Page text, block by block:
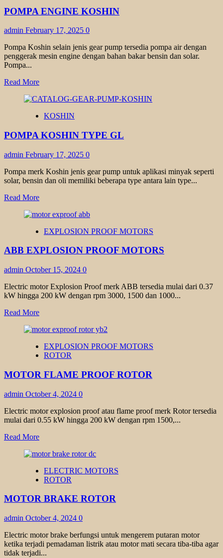
SERIES
POMPA ENGINE KOSHIN
admin February 17, 2025 0
Pompa Koshin selain jenis gear pump tersedia pompa air dengan
penggerak mesin engine dengan bahan bakar bensin dan solar.
Pompa...
Read MoreRead
about
ENGINE
KOSHIN
POMPA KOSHIN TYPE GL
admin February 17, 2025 0
Pompa merk Koshin jenis gear pump untuk aplikasi minyak seperti
solar, bensin dan oli memiliki beberapa type antara lain type...
Read MoreRead
about
KOSHIN
GL
EXPLOSION PROOF MOTORS
ABB EXPLOSION PROOF MOTORS
admin October 15, 2024 0
Electric motor Explosion Proof merk ABB tersedia mulai dari 0.37
kW hingga 200 kW dengan rpm 3000, 1500 dan 1000...
Read MoreRead
about
EXPLOSION
PROOF
EXPLOSION PROOF MOTORS
ROTOR
MOTOR FLAME PROOF ROTOR
admin October 4, 2024 0
Electric motor explosion proof atau flame proof merk Rotor tersedia
mulai dari 0.55 kW hingga 200 kW dengan rpm 1500,...
Read MoreRead
about
FLAME
PROOF
ELECTRIC MOTORS
ROTOR
MOTOR BRAKE ROTOR
admin October 4, 2024 0
Electric motor brake berfungsi untuk mengerem putaran motor
ketika terjadi pemadaman listrik atau motor mati secara tiba-tiba agar
tidak terjadi...